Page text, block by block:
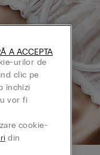
urilor de
clic pe
închizi
vor fi
cookie-
din
A ACCEPTA